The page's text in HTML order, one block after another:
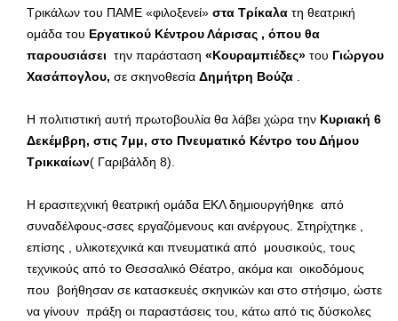
Τρικάλων του ΠΑΜΕ «φιλοξενεί» στα Τρίκαλα τη θεατρική
ομάδα του Εργατικού Κέντρου Λάρισας , όπου θα
παρουσιάσει την παράσταση «Κουραμπιέδες» του Γιώργου
Χασάπογλου, σε σκηνοθεσία Δημήτρη Βούζα .
Η πολιτιστική αυτή πρωτοβουλία θα λάβει χώρα την Κυριακή 6
Δεκέμβρη, στις 7μμ, στο Πνευματικό Κέντρο του Δήμου
Τρικκαίων( Γαριβάλδη 8).
H ερασιτεχνική θεατρική ομάδα ΕΚΛ δημιουργήθηκε από
συναδέλφους-σσες εργαζόμενους και ανέργους. Στηρίχτηκε ,
επίσης , υλικοτεχνικά και πνευματικά από μουσικούς, τους
τεχνικούς από το Θεσσαλικό Θέατρο, ακόμα και οικοδόμους
που βοήθησαν σε κατασκευές σκηνικών και στο στήσιμο, ώστε
να γίνουν πράξη οι παραστάσεις του, κάτω από τις δύσκολες